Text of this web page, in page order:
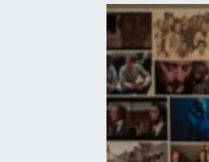
RESMİ İLANLAR
Bize ulaşın